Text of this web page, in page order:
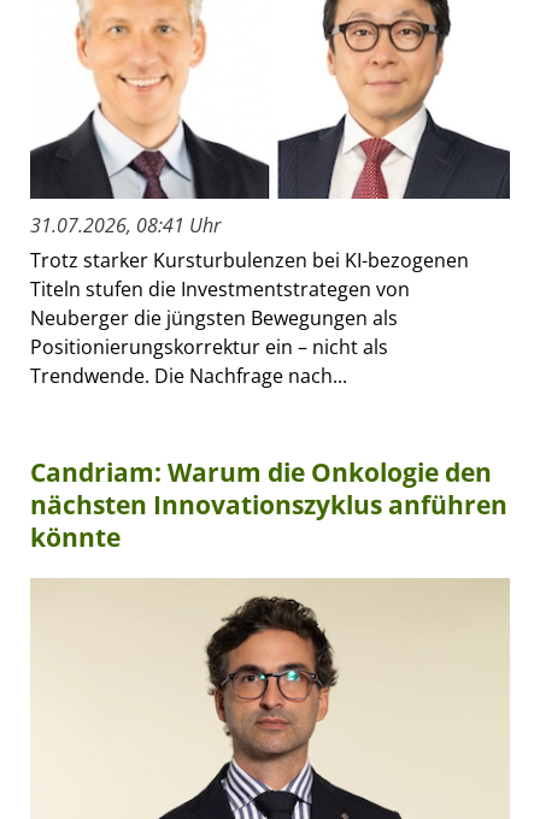
31.07.2026, 08:41 Uhr
Trotz starker Kursturbulenzen bei KI-bezogenen
Titeln stufen die Investmentstrategen von
Neuberger die jüngsten Bewegungen als
Positionierungskorrektur ein – nicht als
Trendwende. Die Nachfrage nach...
Candriam: Warum die Onkologie den
nächsten Innovationszyklus anführen
könnte